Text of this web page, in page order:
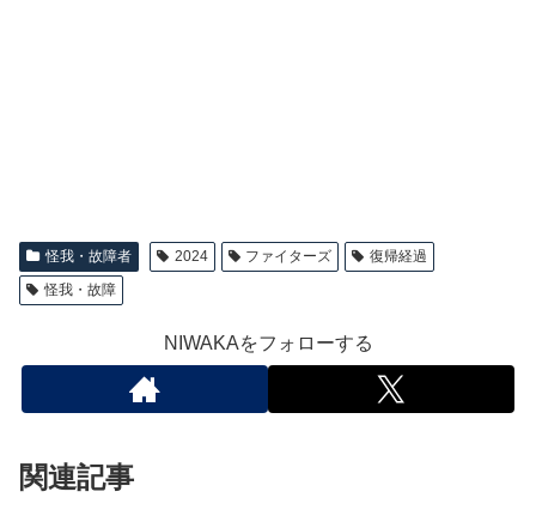
怪我・故障者 2024 ファイターズ
復帰経過
怪我・故障
NIWAKAをフォローする
関連記事